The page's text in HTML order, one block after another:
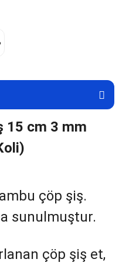
15 cm 3 mm
çöp şiş.
sunulmuştur.
çöp şiş et,